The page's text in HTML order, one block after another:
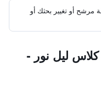
مرشح أو تغيير بحثك أو
كلاس ليل نور -